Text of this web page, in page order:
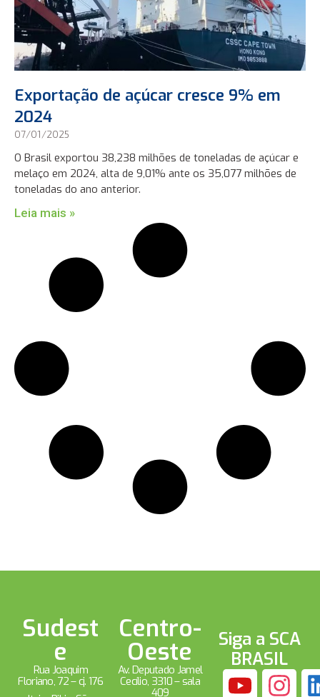
Exportação de açúcar cresce 9% em
2024
07/01/2025
O Brasil exportou 38,238 milhões de toneladas de açúcar e
melaço em 2024, alta de 9,01% ante os 35,077 milhões de
toneladas do ano anterior.
Leia mais »
Sudest
e
Rua Joaquim
Floriano, 72 – cj. 176
Centro-
Oeste
Av. Deputado Jamel
Cecílio, 3310 – sala
409
Siga a SCA
BRASIL